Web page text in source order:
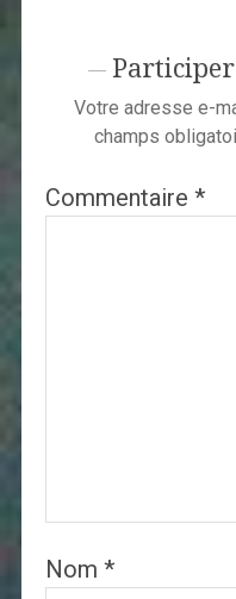
Votre adresse e-
champs
Commentaire *
Nom *